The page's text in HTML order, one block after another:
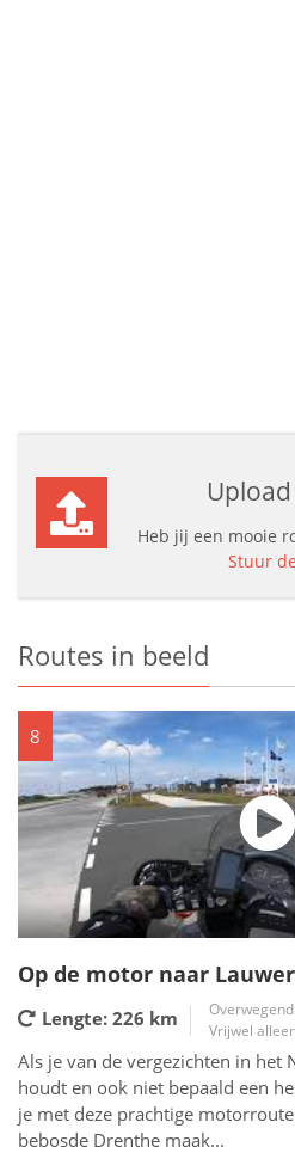
Heb jij een mooie
Stuur
Routes in beeld
8
Op de motor naar
Lengte: 226 km
Vrijwel
Als je van de vergezichten in het
houdt en ook niet bepaald een
je met deze prachtige
bebosde Drenthe maak...